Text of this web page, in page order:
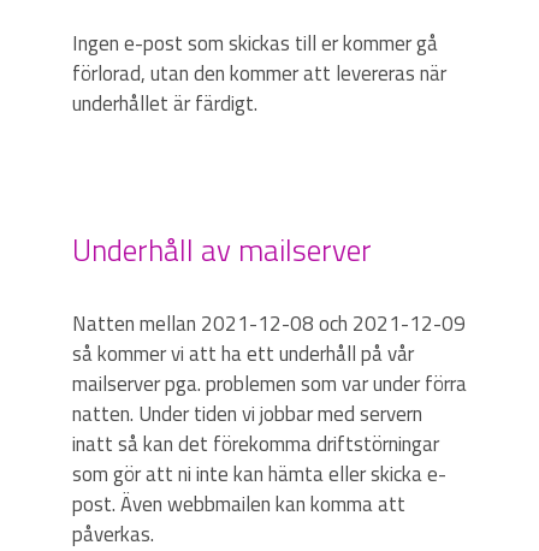
Ingen e-post som skickas till er kommer gå
förlorad, utan den kommer att levereras när
underhållet är färdigt.
Underhåll av mailserver
Natten mellan 2021-12-08 och 2021-12-09
så kommer vi att ha ett underhåll på vår
mailserver pga. problemen som var under förra
natten. Under tiden vi jobbar med servern
inatt så kan det förekomma driftstörningar
som gör att ni inte kan hämta eller skicka e-
post. Även webbmailen kan komma att
påverkas.